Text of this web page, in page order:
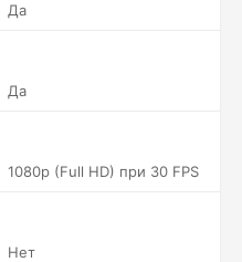
Да
Да
1080p (Full HD) при 30 FPS
Нет